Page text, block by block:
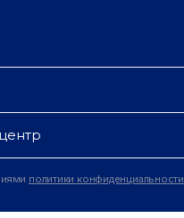
политики конфиденциальности